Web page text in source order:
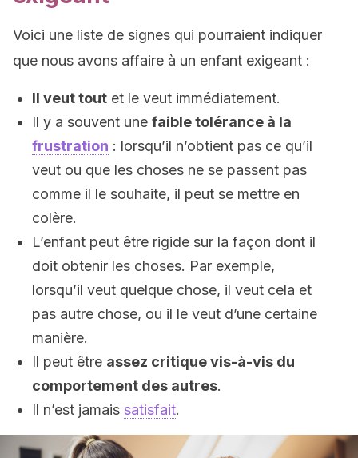
Voici une liste de signes qui pourraient indiquer
que nous avons affaire à un enfant exigeant :
Il veut tout et le veut immédiatement.
Il y a souvent une faible tolérance à la
frustration : lorsqu’il n’obtient pas ce qu’il
veut ou que les choses ne se passent pas
comme il le souhaite, il peut se mettre en
colère.
L’enfant peut être rigide sur la façon dont il
doit obtenir les choses. Par exemple,
lorsqu’il veut quelque chose, il veut cela et
pas autre chose, ou il le veut d’une certaine
manière.
Il peut être assez critique vis-à-vis du
comportement des autres.
Il n’est jamais satisfait.